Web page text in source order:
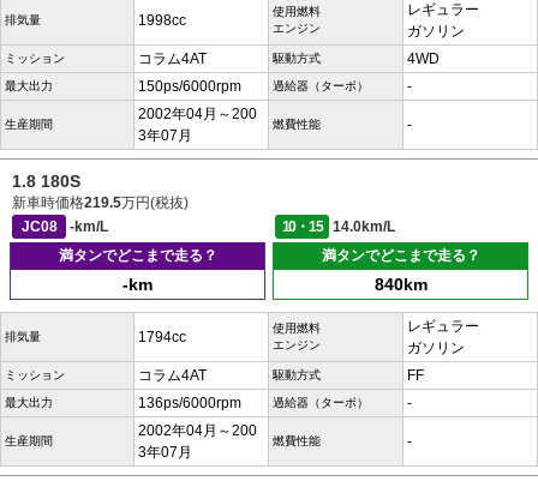
排気量 1998cc
使用燃料
エンジン
レギュラー
ガソリン
ミッション コラム4AT 駆動方式 4WD
最大出力 150ps/6000rpm 過給器（ターボ） -
生産期間
2002年04月～200
3年07月
燃費性能 -
1.8 180S
新車時価格219.5万円(税抜)
JC08
-km/L 10・15
14.0km/L
満タンでどこまで走る？
-km
満タンでどこまで走る？
840km
排気量 1794cc
使用燃料
エンジン
レギュラー
ガソリン
ミッション コラム4AT 駆動方式 FF
最大出力 136ps/6000rpm 過給器（ターボ） -
生産期間
2002年04月～200
3年07月
燃費性能 -